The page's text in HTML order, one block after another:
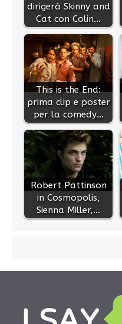
dirigerà Skinny and
Cat con Colin…
This is the End:
prima clip e poster
per la comedy…
Robert Pattinson
in Cosmopolis,
Sienna Miller,…